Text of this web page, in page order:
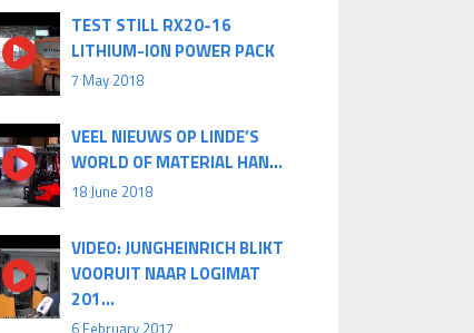
TEST STILL RX20-16
LITHIUM-ION POWER PACK
7 May 2018
VEEL NIEUWS OP LINDE’S
WORLD OF MATERIAL HAN...
18 June 2018
VIDEO: JUNGHEINRICH BLIKT
VOORUIT NAAR LOGIMAT
201...